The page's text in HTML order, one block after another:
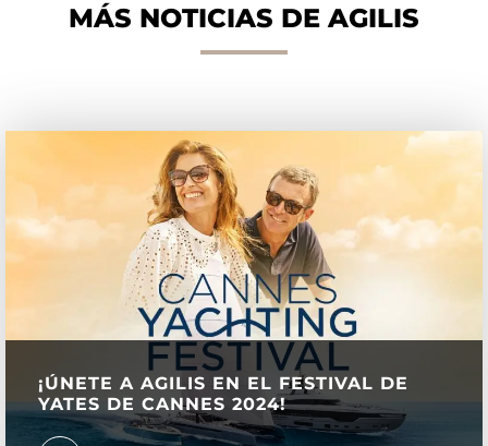
MÁS NOTICIAS DE AGILIS
¡ÚNETE A AGILIS EN EL FESTIVAL DE
YATES DE CANNES 2024!